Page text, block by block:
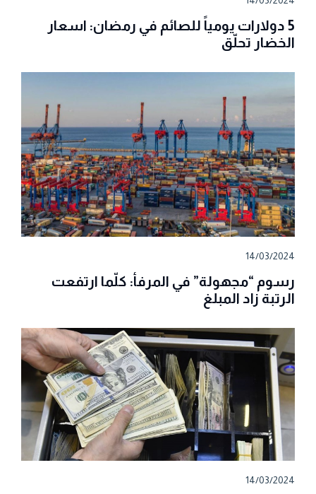
5 دولارات يومياً للصائم في رمضان: اسعار
الخضار تحلّق
14/03/2024
رسوم “مجهولة” في المرفأ: كلّما ارتفعت
الرتبة زاد المبلغ
14/03/2024